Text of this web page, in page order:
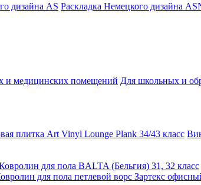
дизайна AS Раскладка Немецкого дизайна
и медицинских помещений Для школьных и
плитка Art Vinyl Lounge Plank 34/43 класс
для пола BALTA (Бельгия) 31, 32 класс
для пола петлевой ворс Зартекс